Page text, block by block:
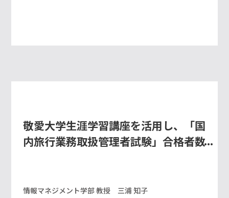
敬愛大学生涯学習講座を活用し、「国
内旅行業務取扱管理者試験」合格者数
情報マネジメント学部 教授 三浦 知子